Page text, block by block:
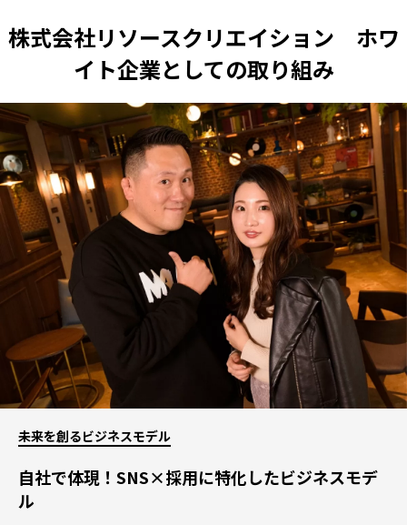
株式会社リソースクリエイション ホワ
イト企業としての取り組み
未来を創るビジネスモデル
自社で体現！SNS×採用に特化したビジネスモデ
ル